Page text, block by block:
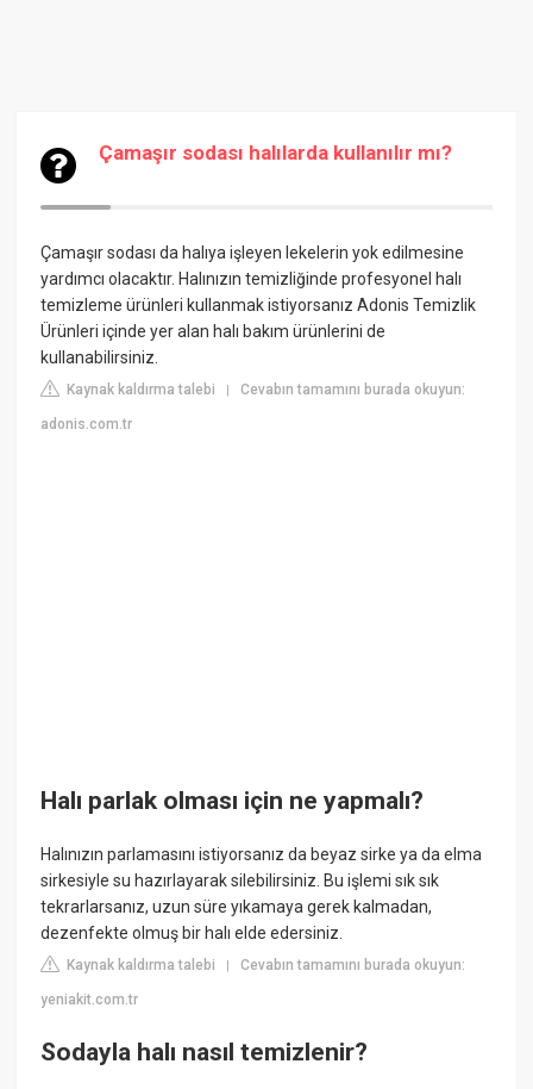
Çamaşır sodası halılarda kullanılır mı?
Çamaşır sodası da halıya işleyen lekelerin yok edilmesine
yardımcı olacaktır. Halınızın temizliğinde profesyonel halı
temizleme ürünleri kullanmak istiyorsanız Adonis Temizlik
Ürünleri içinde yer alan halı bakım ürünlerini de
kullanabilirsiniz.
Kaynak kaldırma talebi |Cevabın tamamını burada okuyun:
adonis.com.tr
Halı parlak olması için ne yapmalı?
Halınızın parlamasını istiyorsanız da beyaz sirke ya da elma
sirkesiyle su hazırlayarak silebilirsiniz. Bu işlemi sık sık
tekrarlarsanız, uzun süre yıkamaya gerek kalmadan,
dezenfekte olmuş bir halı elde edersiniz.
Kaynak kaldırma talebi |Cevabın tamamını burada okuyun:
yeniakit.com.tr
Sodayla halı nasıl temizlenir?